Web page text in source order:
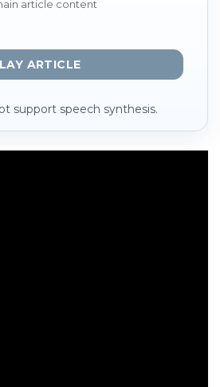
article content
ARTICLE
support speech synthesis.